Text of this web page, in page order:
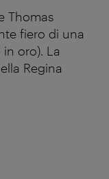
Thomas
fiero di una
oro). La
Regina